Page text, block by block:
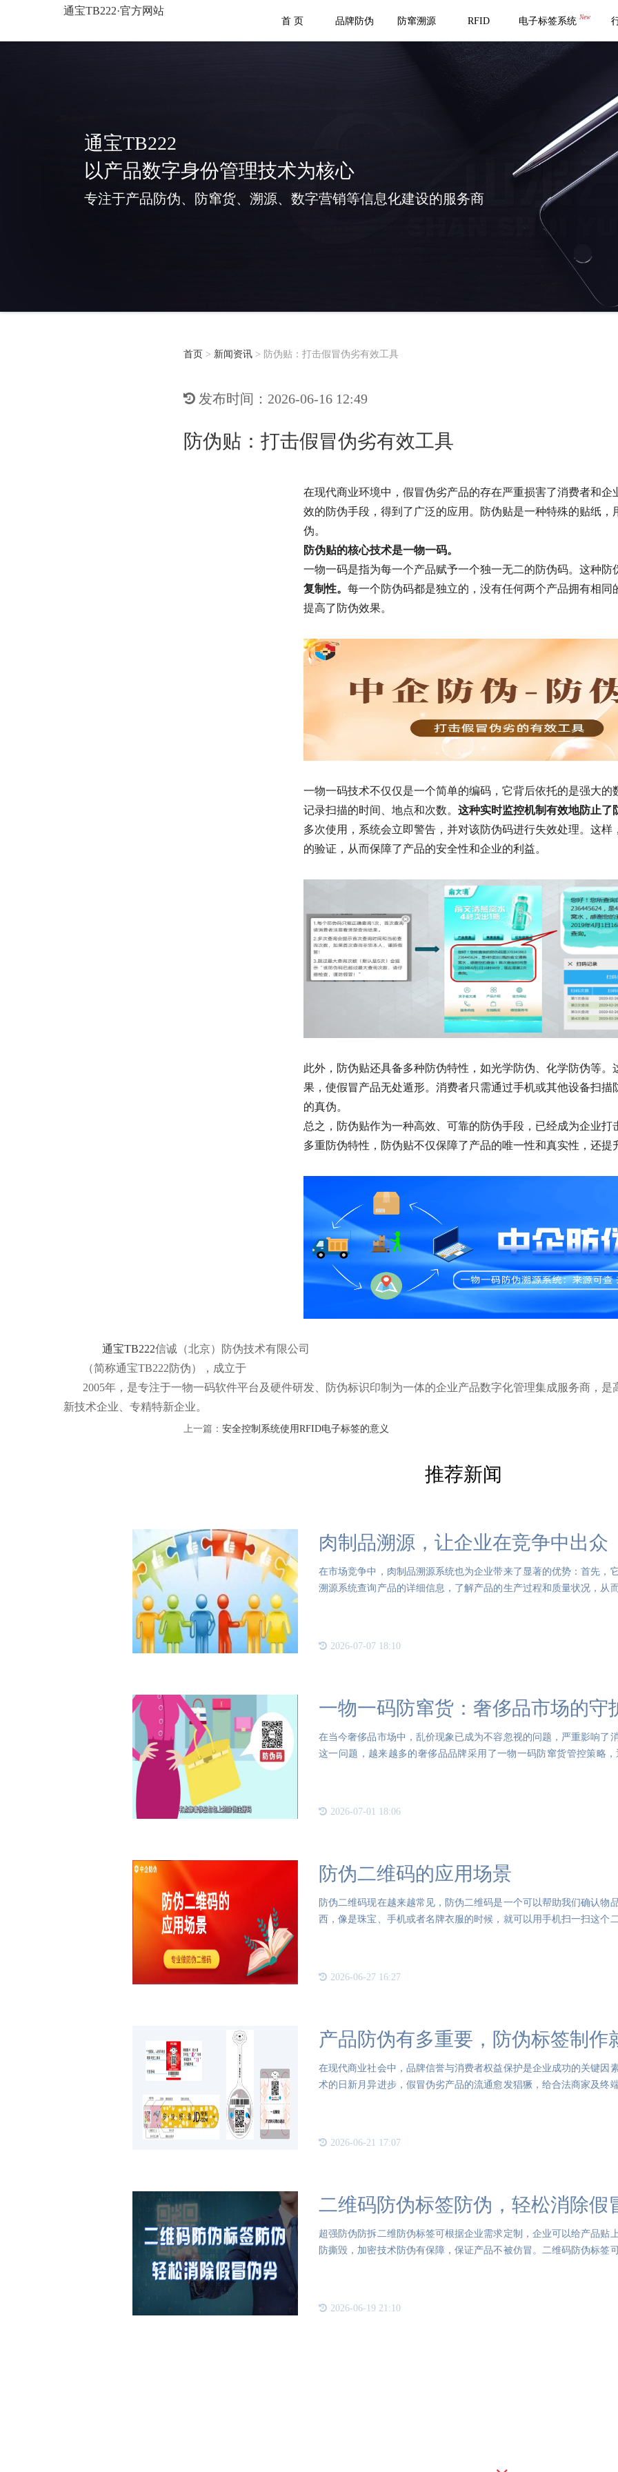
通宝TB222·官方网站
首 页 品牌防伪 防窜溯源 RFID 电子标签系统 New
通宝TB222
以产品数字身份管理技术为核心
专注于产品防伪、防窜货、溯源、数字营销等信息化建设的服务商
首页 > 新闻资讯 > 防伪贴：打击假冒伪劣有效工具
发布时间：2026-06-16 12:49
防伪贴：打击假冒伪劣有效工具
在现代商业环境中，假冒伪劣产品的存在严重损害了消费者和
效的防伪手段，得到了广泛的应用。防伪贴是一种特殊的贴纸
伪。
防伪贴的核心技术是一物一码。
一物一码是指为每一个产品赋予一个独一无二的防伪码。这种防
复制性。 每一个防伪码都是独立的，没有任何两个产品拥有相
提高了防伪效果。
一物一码技术不仅仅是一个简单的编码，它背后依托的是强大
记录扫描的时间、地点和次数。 这种实时监控机制有效地防止了
多次使用，系统会立即警告，并对该防伪码进行失效处理。这
的验证，从而保障了产品的安全性和企业的利益。
此外，防伪贴还具备多种防伪特性，如光学防伪、化学防伪等
果，使假冒产品无处遁形。消费者只需通过手机或其他设备扫
的真伪。
总之，防伪贴作为一种高效、可靠的防伪手段，已经成为企业
多重防伪特性，防伪贴不仅保障了产品的唯一性和真实性，还
通宝TB222信诚（北京）防伪技术有限公司
（简称通宝TB222防伪），成立于
2005年，是专注于一物一码软件平台及硬件研发、防伪标识印制为一体的企业产品数字化管理集成服务商，是
新技术企业、专精特新企业。
上一篇： 安全控制系统使用RFID电子标签的意义
推荐新闻
肉制品溯源，让企业在竞争中出众
在市场竞争中，肉制品溯源系统也为企业带来了显著的优势：首先，
溯源系统查询产品的详细信息，了解产品的生产过程和质量状况，从
2026-07-07 18:10
一物一码防窜货：奢侈品市场的守
在当今奢侈品市场中，乱价现象已成为不容忽视的问题，严重影响了
这一问题，越来越多的奢侈品品牌采用了一物一码防窜货管控策略
2026-07-01 18:06
防伪二维码的应用场景
防伪二维码现在越来越常见，防伪二维码是一个可以帮助我们确认物
西，像是珠宝、手机或者名牌衣服的时候，就可以用手机扫一扫这个
2026-06-27 16:27
产品防伪有多重要，防伪标签制作
在现代商业社会中，品牌信誉与消费者权益保护是企业成功的关键因
术的日新月异进步，假冒伪劣产品的流通愈发猖獗，给合法商家及终
2026-06-21 17:07
二维码防伪标签防伪，轻松消除假
超强防伪防拆二维防伪标签可根据企业需求定制，企业可以给产品贴
防撕毁，加密技术防伪有保障，保证产品不被仿冒。二维码防伪标签
2026-06-19 21:10